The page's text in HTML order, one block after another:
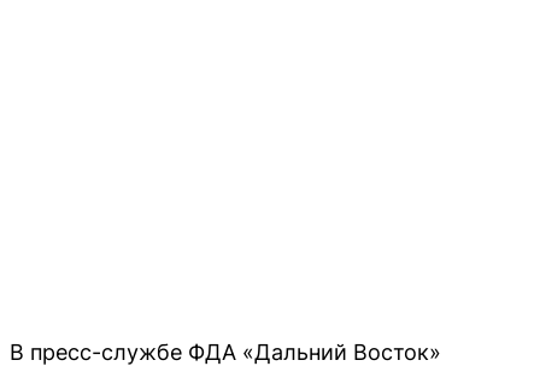
В пресс-службе ФДА «Дальний Восток»